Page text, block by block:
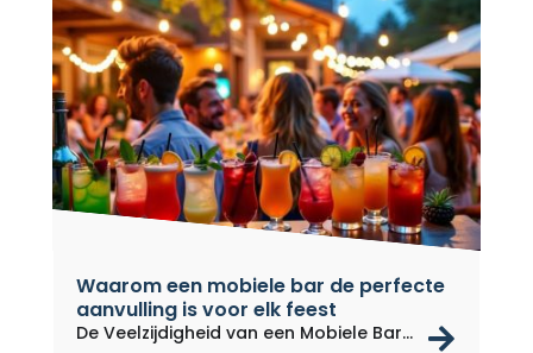
Waarom een mobiele bar de perfecte
aanvulling is voor elk feest
De Veelzijdigheid van een Mobiele Bar...